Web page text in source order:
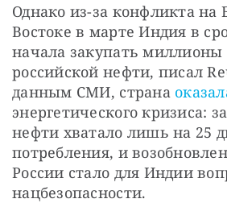
Однако из-за конфликта
Востоке в марте Индия в
начала закупать миллионы
российской нефти, писал
данным СМИ, страна
энергетического кризиса:
нефти хватало лишь на 25
потребления, и
России стало для Индии
нацбезопасности.